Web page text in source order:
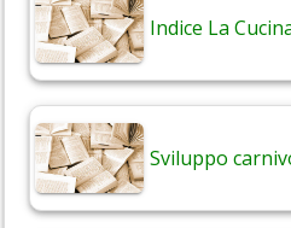
Indice La
Sviluppo